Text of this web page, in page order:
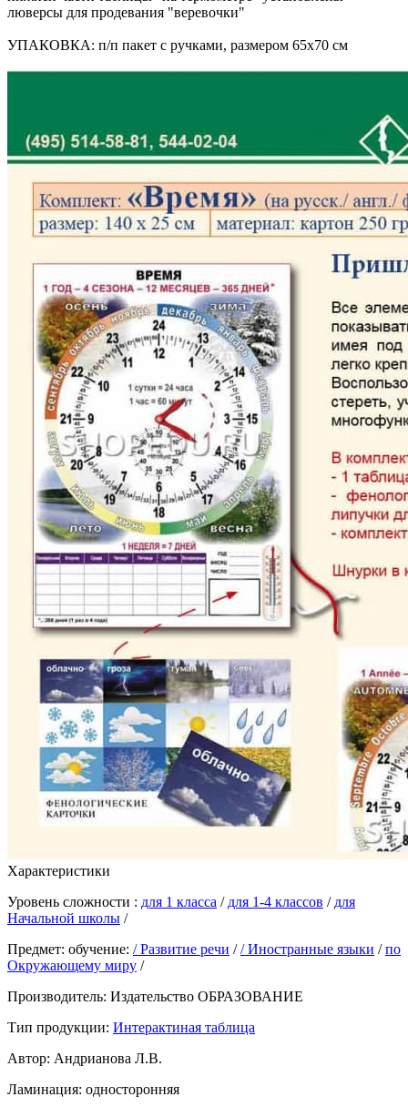
люверсы для продевания "веревочки"
УПАКОВКА: п/п пакет с ручками, размером 65х70 см
Характеристики
Уровень сложности : для 1 класса / для 1-4 классов / для
Начальной школы /
Предмет: обучение: / Развитие речи // Иностранные языки /по
Окружающему миру /
Производитель: Издательство ОБРАЗОВАНИЕ
Тип продукции: Интерактиная таблица
Автор: Андрианова Л.В.
Ламинация: односторонняя